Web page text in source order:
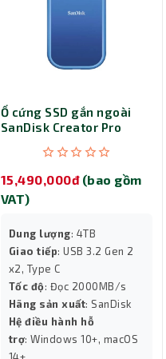
Ổ cứng SSD gắn ngoài
SanDisk Creator Pro
SDSSDE81C-4T00-G25
15,490,000đ (bao gồm
VAT)
Dung lượng: 4TB
Giao tiếp: USB 3.2 Gen 2
x2, Type C
Tốc độ: Đọc 2000MB/s
Hãng sản xuất: SanDisk
Hệ điều hành hỗ
trợ: Windows 10+, macOS
14+